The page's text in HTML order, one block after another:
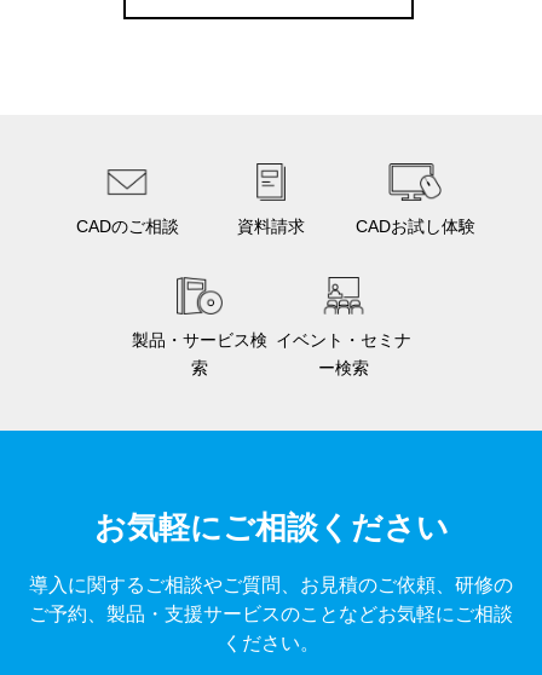
CADのご相談 資料請求 CADお試し体験
製品・サービス検
索
イベント・セミナ
ー検索
お気軽にご相談ください
導入に関するご相談やご質問、お見積のご依頼、研修の
ご予約、製品・支援サービスのことなどお気軽にご相談
ください。